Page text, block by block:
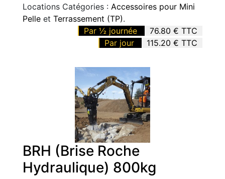
Locations Catégories : Accessoires pour Mini
Pelle et Terrassement (TP).
Par ½ journée
76.80 € TTC
Par jour
115.20 € TTC
BRH (Brise Roche
Hydraulique) 800kg